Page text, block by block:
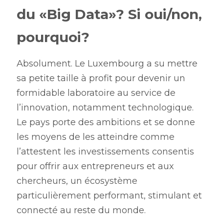
du «Big Data»? Si oui/non,
pourquoi?
Absolument. Le Luxembourg a su mettre
sa petite taille à profit pour devenir un
formidable laboratoire au service de
l’innovation, notamment technologique.
Le pays porte des ambitions et se donne
les moyens de les atteindre comme
l’attestent les investissements consentis
pour offrir aux entrepreneurs et aux
chercheurs, un écosystème
particulièrement performant, stimulant et
connecté au reste du monde.